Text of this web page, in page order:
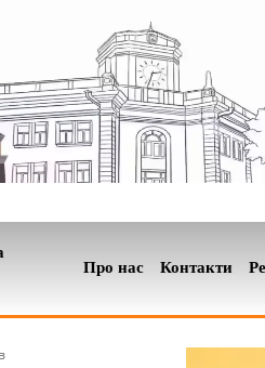
Про нас
Контакти